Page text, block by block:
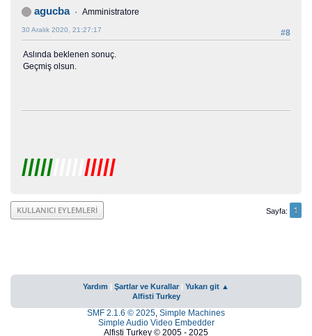
agucba Amministratore
#8
30 Aralık 2020, 21:27:17
Aslında beklenen sonuç.
Geçmiş olsun.
///// /////
Sayfa 1
KULLANICI EYLEMLERI
Yardım | Şartlar ve Kurallar | Yukarı git ▲
Alfisti Turkey
SMF 2.1.6 © 2025, Simple Machines
Simple Audio Video Embedder
Alfisti Turkey © 2005 - 2025